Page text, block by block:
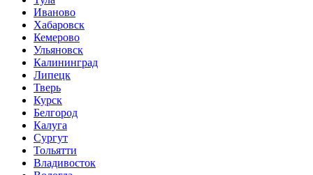
Иваново
Хабаровск
Кемерово
Ульяновск
Калининград
Липецк
Тверь
Курск
Белгород
Калуга
Сургут
Тольятти
Владивосток